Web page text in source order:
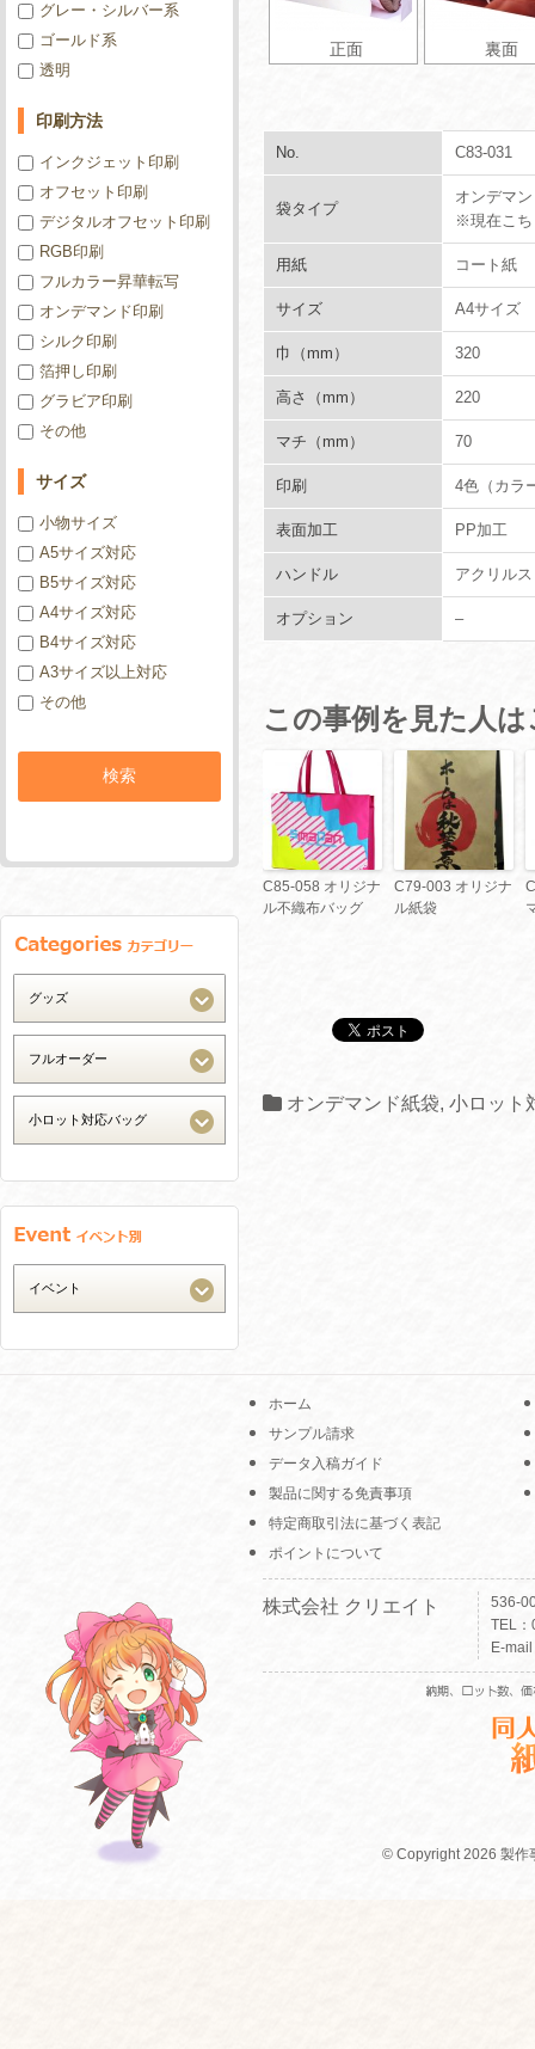
正面 裏面
No. C83-031
袋タイプ
オンデマ
※現在こち
用紙 コート紙
サイズ A4サイズ
巾（mm） 320
高さ（mm） 220
マチ（mm） 70
印刷 4色（カラ
表面加工 PP加工
ハンドル アクリル
オプション –
この事例を見た人
C85-058 オリジナ
ル不織布バッグ
C79-003 オリジナ
ル紙袋
オンデマンド紙袋, 小ロット
グレー・シルバー系
ゴールド系
透明
印刷方法
インクジェット印刷
オフセット印刷
デジタルオフセット印刷
RGB印刷
フルカラー昇華転写
オンデマンド印刷
シルク印刷
箔押し印刷
グラビア印刷
その他
サイズ
小物サイズ
A5サイズ対応
B5サイズ対応
A4サイズ対応
B4サイズ対応
A3サイズ以上対応
その他
ホーム
サンプル請求
データ入稿ガイド
製品に関する免責事項
特定商取引法に基づく表記
ポイントについて
株式会社 クリエイト
536-
TEL
E-
© Copyright 2026 製作